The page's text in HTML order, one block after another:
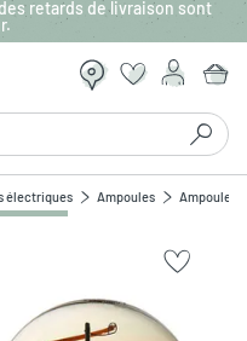
retards de livraison sont
électriques Ampoules Ampoules